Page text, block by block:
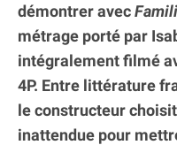
démontrer avec
métrage porté par
intégralement filmé
4P. Entre littérature
le constructeur
inattendue pour